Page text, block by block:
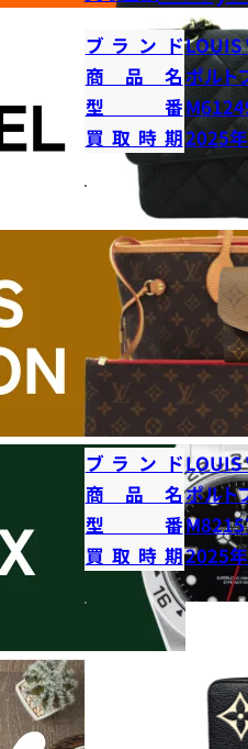
ブランドLOUIS
商品名ポルト
型番
買取時期2025
ブランドLOUIS
商品名ポルト
型番
買取時期2025